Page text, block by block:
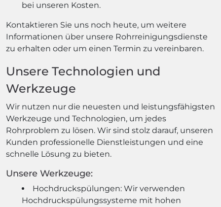
bei unseren Kosten.
Kontaktieren Sie uns noch heute, um weitere
Informationen über unsere Rohrreinigungsdienste
zu erhalten oder um einen Termin zu vereinbaren.
Unsere Technologien und
Werkzeuge
Wir nutzen nur die neuesten und leistungsfähigsten
Werkzeuge und Technologien, um jedes
Rohrproblem zu lösen. Wir sind stolz darauf, unseren
Kunden professionelle Dienstleistungen und eine
schnelle Lösung zu bieten.
Unsere Werkzeuge:
Hochdruckspülungen: Wir verwenden
Hochdruckspülungssysteme mit hohen